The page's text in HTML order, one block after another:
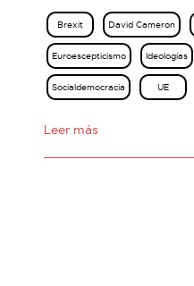
Brexit David Cameron
Euroescepticismo Ideologías
Socialdemocracia UE
Leer más